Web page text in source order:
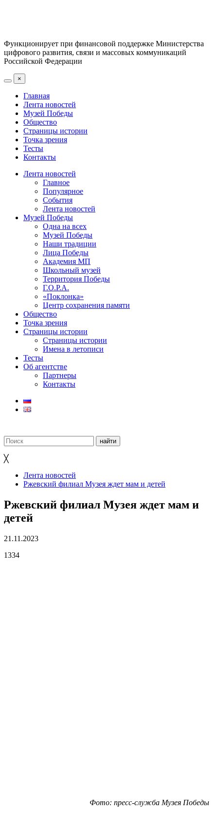
Функционирует при финансовой поддержке Министерства
цифрового развития, связи и массовых коммуникаций
Российской Федерации
×
Главная
Лента новостей
Музей Победы
Общество
Страницы истории
Точка зрения
Тесты
Контакты
Лента новостей
Главное
Популярное
События
Лента новостей
Музей Победы
Одна на всех
Музей Победы
Наши традиции
Лица Победы
Академия МП
Школьный музей
Территория Победы
Г.О.Р.А.
«Поклонка»
Центр сохранения памяти
Общество
Точка зрения
Страницы истории
Страницы истории
Имена в летописи
Тесты
Об агентстве
Партнеры
Контакты
╳
Лента новостей
Ржевский филиал Музея ждет мам и детей
Ржевский филиал Музея ждет мам и
детей
21.11.2023
1334
Фото: пресс-служба Музея Победы